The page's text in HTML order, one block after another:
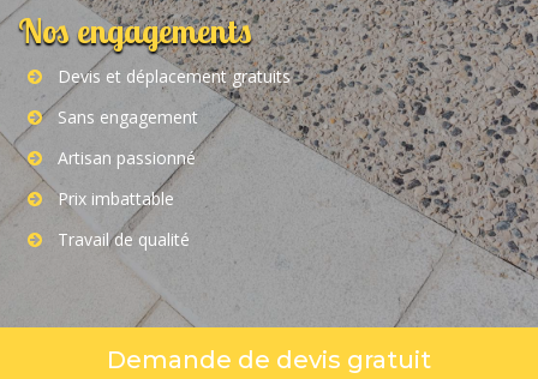
Nos engagements
Devis et déplacement gratuits
Sans engagement
Artisan passionné
Prix imbattable
Travail de qualité
Demande de devis gratuit